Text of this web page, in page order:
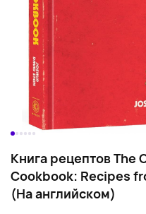
Книга рецептов The
Cookbook: Recipes
(На английском)